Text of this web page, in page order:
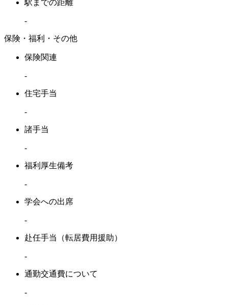
駅までの距離
-
保険・福利・その他
保険関連
-
住宅手当
-
諸手当
-
福利厚生備考
-
学会への出席
-
赴任手当（転居費用援助）
-
通勤交通費について
-